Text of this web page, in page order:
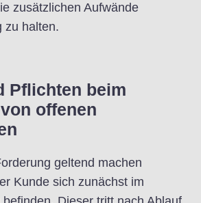
zusätzlichen Aufwände
zu halten.
Pflichten beim
offenen
geltend machen
Kunde sich zunächst im